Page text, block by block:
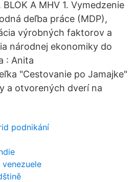
A MHV 1. Vymedzenie
deľba práce (MDP),
výrobných faktorov a
národnej ekonomiky do
: Anita
"Cestovanie po Jamajke"
a otvorených dverí na
podnikání